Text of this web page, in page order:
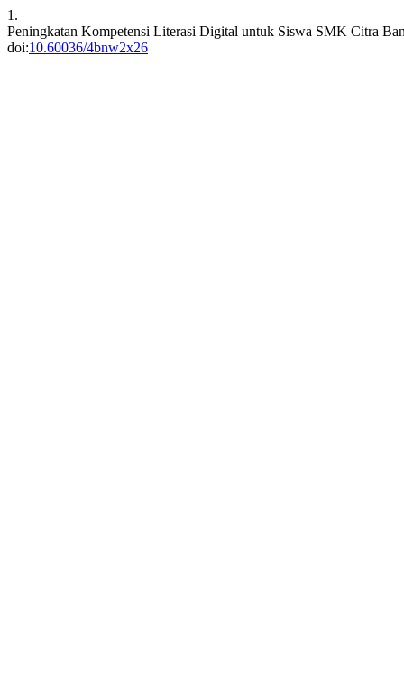
1.
Peningkatan Kompetensi Literasi Digital untuk Siswa SMK Citra
doi:10.60036/4bnw2x26